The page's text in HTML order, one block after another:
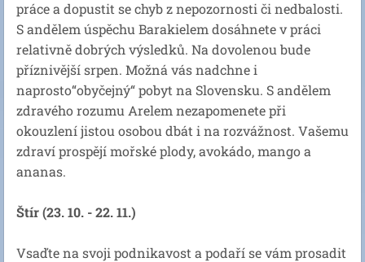
práce a dopustit se chyb z nepozornosti či nedbalosti.
S andělem úspěchu Barakielem dosáhnete v práci
relativně dobrých výsledků. Na dovolenou bude
příznivější srpen. Možná vás nadchne i
naprosto“obyčejný“ pobyt na Slovensku. S andělem
zdravého rozumu Arelem nezapomenete při
okouzlení jistou osobou dbát i na rozvážnost. Vašemu
zdraví prospějí mořské plody, avokádo, mango a
ananas.
Štír (23. 10. - 22. 11.)
Vsaďte na svoji podnikavost a podaří se vám prosadit